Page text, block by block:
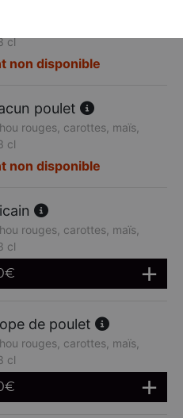
cl
non disponible
poulet
rouges, carottes, maïs,
cl
non disponible
rouges, carottes, maïs,
cl
€
de poulet
rouges, carottes, maïs,
cl
€